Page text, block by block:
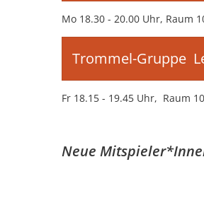
Mo 18.30 - 20.00 Uhr, Raum
Trommel-Gruppe
Fr 18.15 - 19.45 Uhr, Raum
Neue